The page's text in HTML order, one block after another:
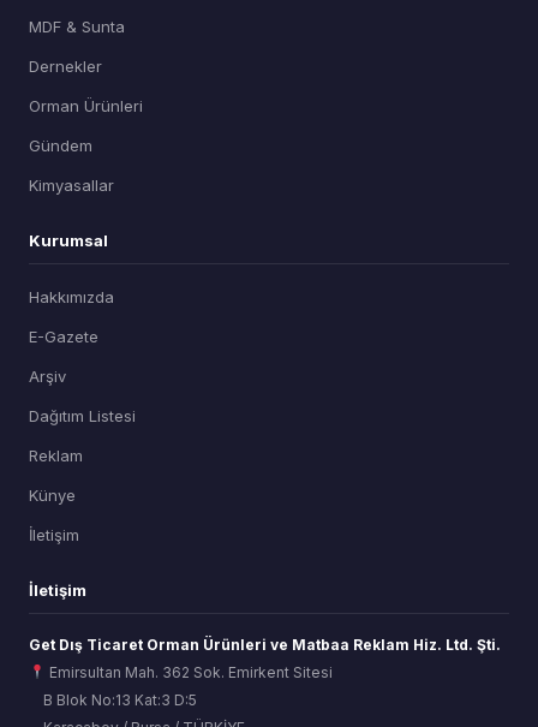
MDF & Sunta
Dernekler
Orman Ürünleri
Gündem
Kimyasallar
Kurumsal
Hakkımızda
E-Gazete
Arşiv
Dağıtım Listesi
Reklam
Künye
İletişim
İletişim
Get Dış Ticaret Orman Ürünleri ve Matbaa Reklam Hiz. Ltd. Şti.
Emirsultan Mah. 362 Sok. Emirkent Sitesi
B Blok No:13 Kat:3 D:5